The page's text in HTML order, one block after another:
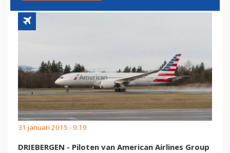
31 januari 2015 - 9:19
DRIEBERGEN - Piloten van American Airlines Group